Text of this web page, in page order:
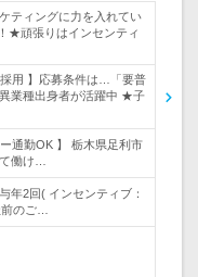
ティングに力を入れてい
★頑張りはインセンティ
採用 】応募条件は…「要普
業種出身者が活躍中 ★子
通勤OK 】 栃木県足利市
働け…
年2回( インセンティブ：
のご…